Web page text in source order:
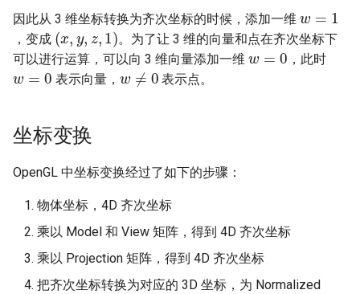
萝卜牛腩煲
皮蛋豆腐
茄子炒肉
酸辣炒豆芽
酸辣土豆丝
蒜蓉炒空心菜
香椿煎蛋
Montgomery 模乘
Paillier 同态加密算法
Pohlig-Hellman 算法
RSA 非对称加密
zk-SNARK
CPU 微架构分析
CPU 漏洞和缓解措施
数据预取器
检错纠错码
GPGPU (General Purpose
Graphics Processing Unit)
Rendering equation
Bidirectional reflectance
distribution function
图形 API 对比
抗锯齿/超分辨率/帧生成
因此从 3 维坐标转换为齐次坐标的时候，添加一维
，变成
( x,y,z,1)
。为了让 3 维的向量和点在齐次坐标下
可以进行运算，可以向 3 维向量添加一维
w=0
，此时
w=0
表示向量，
w≠0
表示点。
坐标变换
OpenGL 中坐标变换经过了如下的步骤：
物体坐标，4D 齐次坐标
乘以 Model 和 View 矩阵，得到 4D 齐次坐标
乘以 Projection 矩阵，得到 4D 齐次坐标
把齐次坐标转换为对应的 3D 坐标，为 Normalized